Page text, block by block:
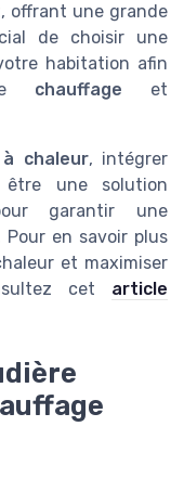
offrant une grande
de choisir une
habitation afin
chauffage et
à chaleur, intégrer
une solution
garantir une
Pour en savoir plus
et maximiser
cet article